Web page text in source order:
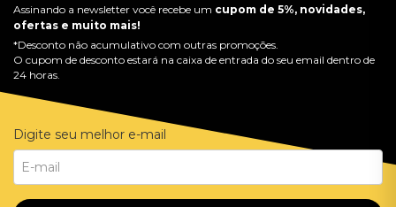
Assinando a newsletter você recebe um cupom de 5%, novidades,
ofertas e muito mais!
*Desconto não acumulativo com outras promoções.
O cupom de desconto estará na caixa de entrada do seu email dentro de
24 horas.
Digite seu melhor e-mail